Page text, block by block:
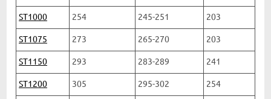
ST1000 254 245-251 203
ST1075 273 265-270 203
ST1150 293 283-289 241
ST1200 305 295-302 254